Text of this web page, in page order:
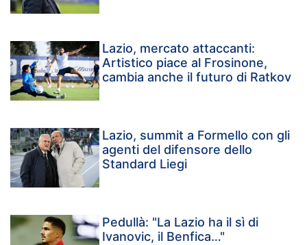
Lazio, mercato attaccanti:
Artistico piace al Frosinone,
cambia anche il futuro di Ratkov
Lazio, summit a Formello con gli
agenti del difensore dello
Standard Liegi
Pedullà: "La Lazio ha il sì di
Ivanovic, il Benfica…"